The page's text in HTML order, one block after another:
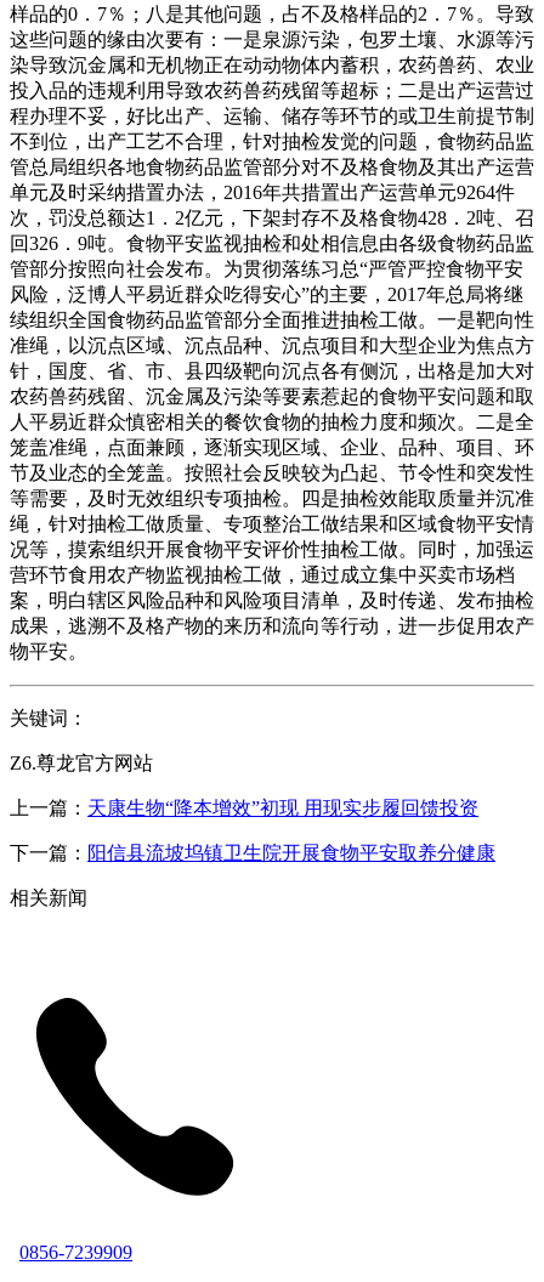
样品的0．7％；八是其他问题，占不及格样品的2．7％。导致
这些问题的缘由次要有：一是泉源污染，包罗土壤、水源等污
染导致沉金属和无机物正在动动物体内蓄积，农药兽药、农业
投入品的违规利用导致农药兽药残留等超标；二是出产运营过
程办理不妥，好比出产、运输、储存等环节的或卫生前提节制
不到位，出产工艺不合理，针对抽检发觉的问题，食物药品监
管总局组织各地食物药品监管部分对不及格食物及其出产运营
单元及时采纳措置办法，2016年共措置出产运营单元9264件
次，罚没总额达1．2亿元，下架封存不及格食物428．2吨、召
回326．9吨。食物平安监视抽检和处相信息由各级食物药品监
管部分按照向社会发布。为贯彻落练习总“严管严控食物平安
风险，泛博人平易近群众吃得安心”的主要，2017年总局将继
续组织全国食物药品监管部分全面推进抽检工做。一是靶向性
准绳，以沉点区域、沉点品种、沉点项目和大型企业为焦点方
针，国度、省、市、县四级靶向沉点各有侧沉，出格是加大对
农药兽药残留、沉金属及污染等要素惹起的食物平安问题和取
人平易近群众慎密相关的餐饮食物的抽检力度和频次。二是全
笼盖准绳，点面兼顾，逐渐实现区域、企业、品种、项目、环
节及业态的全笼盖。按照社会反映较为凸起、节令性和突发性
等需要，及时无效组织专项抽检。四是抽检效能取质量并沉准
绳，针对抽检工做质量、专项整治工做结果和区域食物平安情
况等，摸索组织开展食物平安评价性抽检工做。同时，加强运
营环节食用农产物监视抽检工做，通过成立集中买卖市场档
案，明白辖区风险品种和风险项目清单，及时传递、发布抽检
成果，逃溯不及格产物的来历和流向等行动，进一步促用农产
物平安。
关键词：
Z6.尊龙官方网站
上一篇： 天康生物“降本增效”初现 用现实步履回馈投资
下一篇： 阳信县流坡坞镇卫生院开展食物平安取养分健康
相关新闻
0856-7239909